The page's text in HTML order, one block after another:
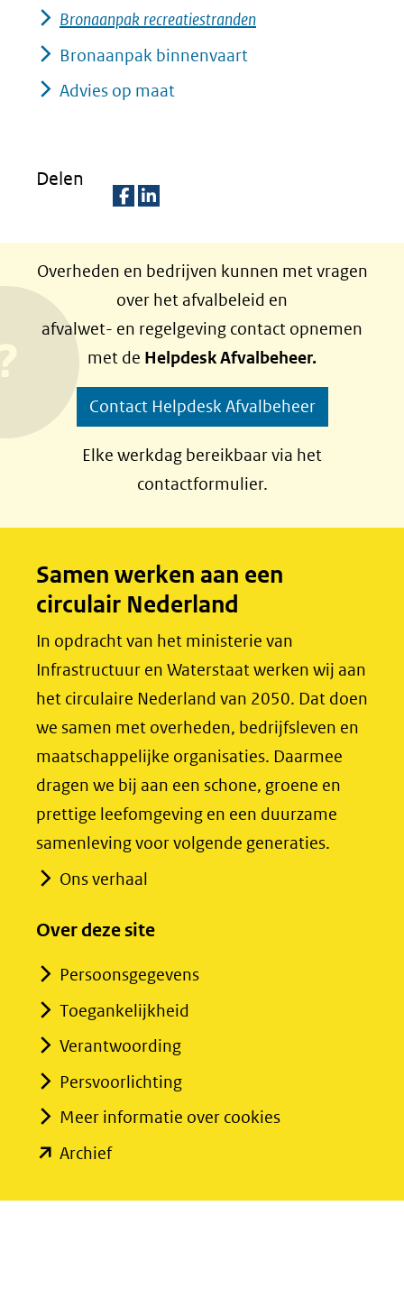
Bronaanpak recreatiestranden
Bronaanpak binnenvaart
Advies op maat
Delen
l
e
n
o
p
F
b
o
k
(opent
nieuw
naar
een
andere
website)
l
e
n
o
p
L
e
I
n
(opent
nieuw
naar
een
andere
website)
Overheden en bedrijven kunnen met vragen
over het afvalbeleid en
afvalwet- en regelgeving contact opnemen
met de Helpdesk Afvalbeheer.
Contact Helpdesk Afvalbeheer
Elke werkdag bereikbaar via het
contactformulier.
Samen werken aan een
circulair Nederland
In opdracht van het ministerie van
Infrastructuur en Waterstaat werken wij aan
het circulaire Nederland van 2050. Dat doen
we samen met overheden, bedrijfsleven en
maatschappelijke organisaties. Daarmee
dragen we bij aan een schone, groene en
prettige leefomgeving en een duurzame
samenleving voor volgende generaties.
Ons verhaal
Over deze site
Persoonsgegevens
Toegankelijkheid
Verantwoording
Persvoorlichting
Meer informatie over cookies
Archief(opent